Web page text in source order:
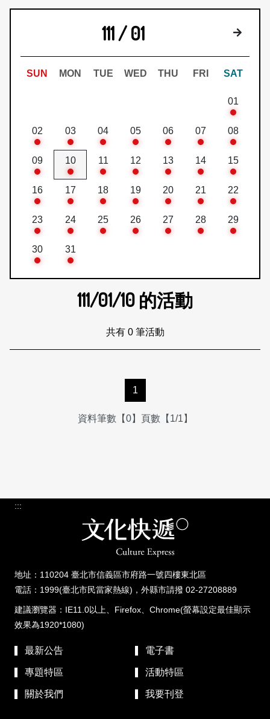
111 / 01 下個月
SUN MON TUE WED THU FRI SAT
01
02 03 04 05 06 07 08
09 10 11 12 13 14 15
16 17 18 19 20 21 22
23 24 25 26 27 28 29
30 31
111/01/10 的活動
共有 0 筆活動
1
資料筆數【0】頁數【1/1】
:::
地址：110204 臺北市信義區市府路一號四樓東北區
電話：1999(臺北市民當家熱線)，外縣市請撥 02-27208889
建議瀏覽器：IE11.0以上、Firefox、Chrome(螢幕設定最佳顯示
效果為1920*1080)
最新公告 電子書
專題特區 活動特區
關於我們 我要刊登